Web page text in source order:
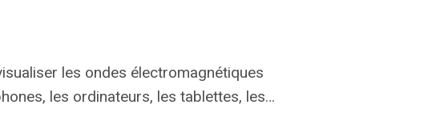
les ondes électromagnétiques
les ordinateurs, les tablettes, les…